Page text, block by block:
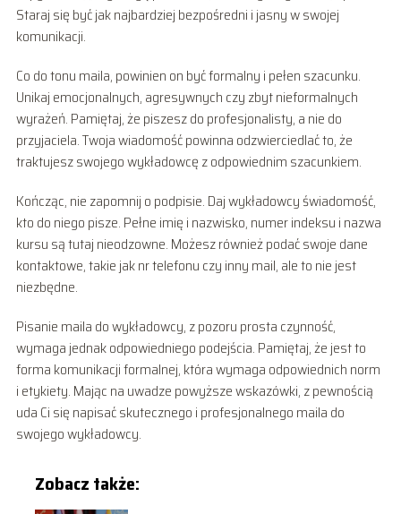
Staraj się być jak najbardziej bezpośredni i jasny w swojej
komunikacji.
Co do tonu maila, powinien on być formalny i pełen szacunku.
Unikaj emocjonalnych, agresywnych czy zbyt nieformalnych
wyrażeń. Pamiętaj, że piszesz do profesjonalisty, a nie do
przyjaciela. Twoja wiadomość powinna odzwierciedlać to, że
traktujesz swojego wykładowcę z odpowiednim szacunkiem.
Kończąc, nie zapomnij o podpisie. Daj wykładowcy świadomość,
kto do niego pisze. Pełne imię i nazwisko, numer indeksu i nazwa
kursu są tutaj nieodzowne. Możesz również podać swoje dane
kontaktowe, takie jak nr telefonu czy inny mail, ale to nie jest
niezbędne.
Pisanie maila do wykładowcy, z pozoru prosta czynność,
wymaga jednak odpowiedniego podejścia. Pamiętaj, że jest to
forma komunikacji formalnej, która wymaga odpowiednich norm
i etykiety. Mając na uwadze powyższe wskazówki, z pewnością
uda Ci się napisać skutecznego i profesjonalnego maila do
swojego wykładowcy.
Zobacz także: